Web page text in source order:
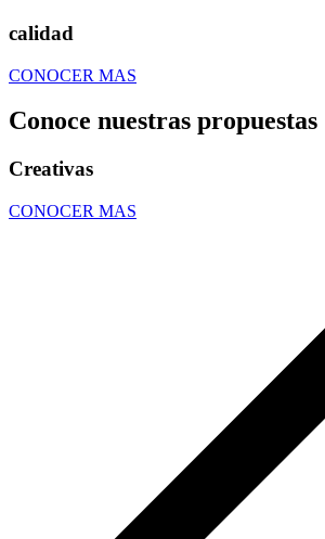
calidad
CONOCER MAS
Conoce nuestras propuestas
Creativas
CONOCER MAS